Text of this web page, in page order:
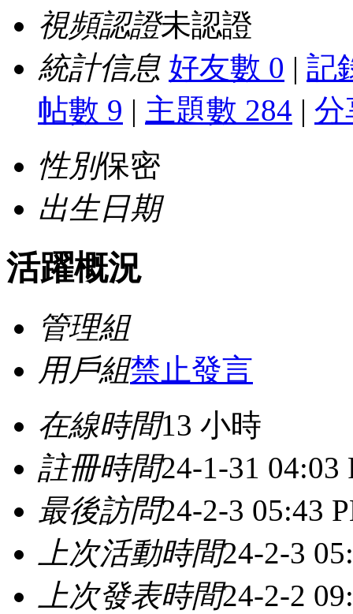
視頻認證未認證
統計信息 好友數 0 | 記
帖數 9 | 主題數 284 | 分
性別保密
出生日期
活躍概況
管理組
用戶組禁止發言
在線時間13 小時
註冊時間24-1-31 04:03
最後訪問24-2-3 05:43
上次活動時間24-2-3
上次發表時間24-2-2